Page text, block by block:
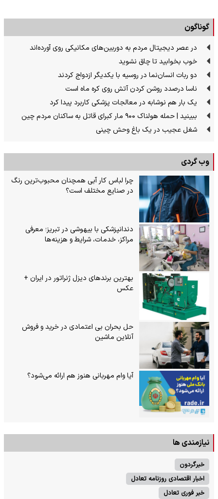
گوناگون
در عصر دیجیتال مردم به دوربین‌های مکانیکی روی آورده‌اند
خوب بخوابید تا چاق نشوید
دو ربات انسان‌نما در روسیه با یکدیگر ازدواج کردند
ناسا درصدد روشن کردن آتش روی کره ماه است
یک بار هم نوشابه در معالجات پزشکی کاربرد پیدا کرد
ببینید | حمله هولناک ۹۰۰ مار کبرای قاتل به ساکنان مردم چین
شغل عجیب در یک باغ وحش چینی
وب گردی
چرا لباس کار آبی همچنان محبوب‌ترین رنگ
در صنایع مختلف است؟
دندانپزشکی با بیهوشی در تبریز؛ معرفی
مراکز، خدمات، شرایط و هزینه‌ها
بهترین برندهای دیزل ژنراتور در ایران +
عکس
حل بحران بی‌ اعتمادی در خرید و فروش
آنلاین ماشین
آیا وام مهربانی هنوز هم ارائه می‌شود؟
نیازمندی ها
خبرگردون
اخبار اقتصادی روزنامه تعادل
خبر فوری تعادل